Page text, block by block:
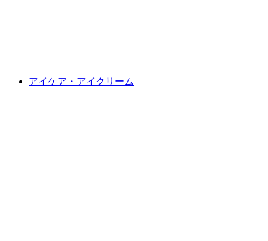
アイケア・アイクリーム